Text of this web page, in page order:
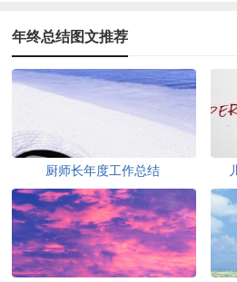
年终总结图文推荐
厨师长年度工作总结